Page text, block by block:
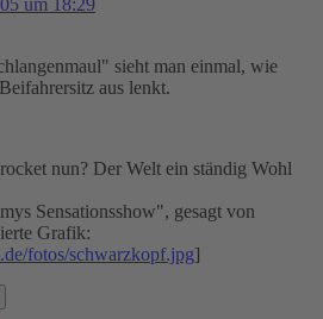
sieht man einmal, wie
aus lenkt.
nun? Der Welt ein ständig Wohl
Sensationsshow", gesagt von
Grafik:
fotos/schwarzkopf.jpg]